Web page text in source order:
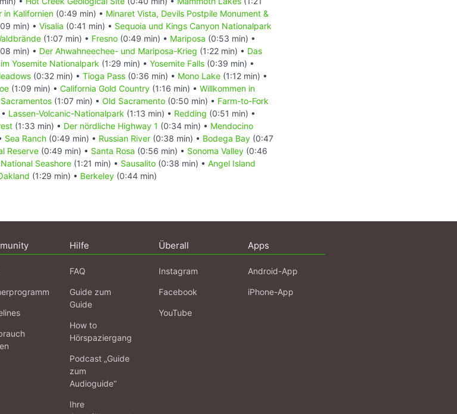
in Kalifornien (0:49 min) • Minaret Vista, Devils Postpile Monument &
min) • Visalia (0:41 min) • Sequoia und Kings Canyon Nationalpark
(1:07 min) • Fresno (0:49 min) • Mariposa (0:53 min) •
min) • Der Ahwahneechee- und Mariposa-Krieg (1:22 min) • Das
Yosemite Nationalpark (1:29 min) • Yosemite Falls (0:39 min) •
(0:32 min) • Tioga Pass (0:36 min) • Mono Lake (1:12 min) •
(1:09 min) • California Gold Country (1:16 min) • Willkommen in
(1:07 min) • Old Sacramento (0:50 min) • Farm-to-Fork
Lassen-Volcanic-Nationalpark (1:13 min) • Redding (0:51 min) •
(1:33 min) • Der nördliche Highway 1 (0:34 min) • Mendocino
Sea Ranch (0:49 min) • Russian River (0:38 min) • Bodega Bay (0:47
Reserve (0:49 min) • Santa Rosa (0:56 min) • Sonoma Valley (0:46
Seashore (1:21 min) • Sausalito (0:38 min) • Angel Island
(1:29 min) • Berkeley (0:44 min)
Hilfe
FAQ
Guide zum
Guide
How to
Hörspaziergang
Podcast „Guide
zum
Audioguide“
Ihre
Überall
Instagram
Facebook
YouTube
Apps
Android-App
iPhone-App